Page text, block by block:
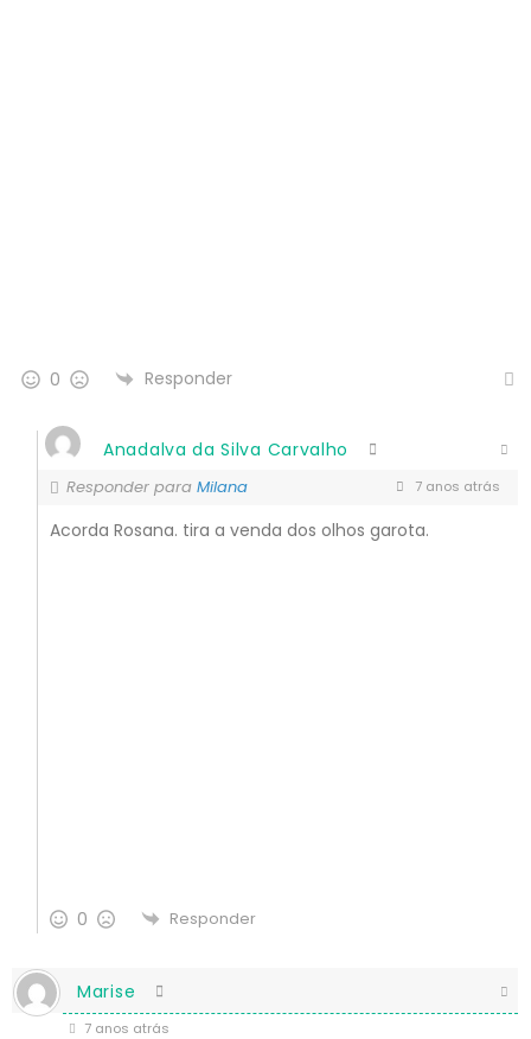
0 Responder
Anadalva da Silva Carvalho
Responder para Milana 7 anos atrás
Acorda Rosana. tira a venda dos olhos garota.
0 Responder
Marise
7 anos atrás